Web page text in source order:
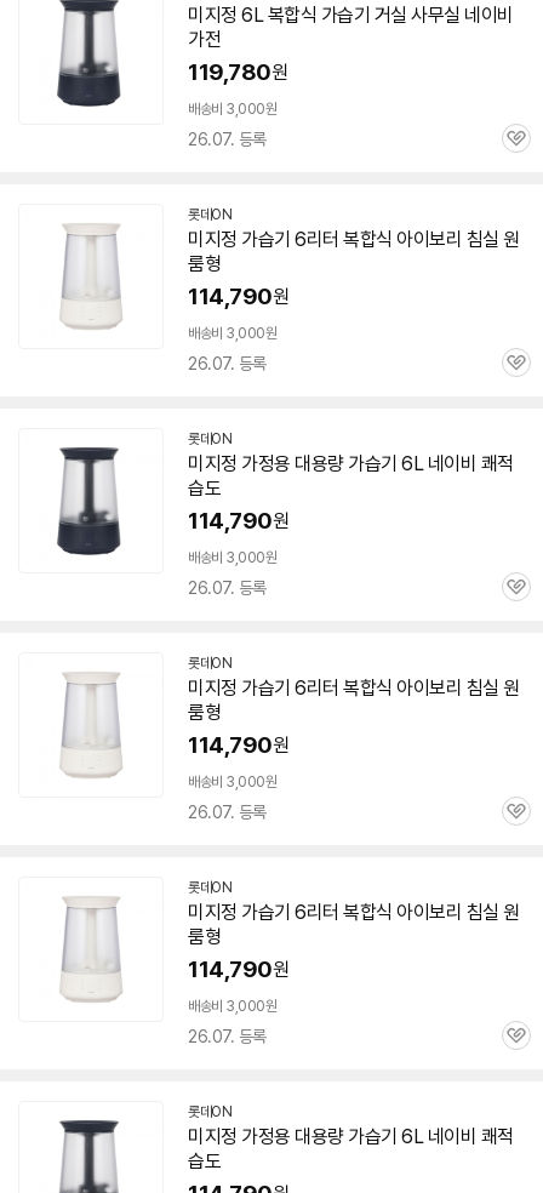
미지정 6L복합식 가습기 거실 사무실 네이비
가전
119,780원
배송비 3,000원
26.07. 등록
관
롯데ON
미지정 가습기 6리터 복합식 아이보리 침실 원
룸형
114,790원
배송비 3,000원
26.07. 등록
관
롯데ON
미지정 가정용 대용량 가습기 6L네이비 쾌적
습도
114,790원
배송비 3,000원
26.07. 등록
관
롯데ON
미지정 가습기 6리터 복합식 아이보리 침실 원
룸형
114,790원
배송비 3,000원
26.07. 등록
관
롯데ON
미지정 가습기 6리터 복합식 아이보리 침실 원
룸형
114,790원
배송비 3,000원
26.07. 등록
관
롯데ON
미지정 가정용 대용량 가습기 6L네이비 쾌적
습도